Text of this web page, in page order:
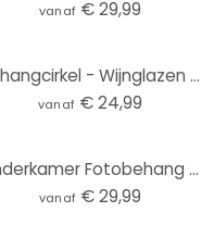
vanaf € 29,99
Behangcirkel - Wijnglazen - vliesbehang/zelfklevend vliesbehang
vanaf € 24,99
Kinderkamer Fotobehang Kleine teddybeer met ballon - Magnusson - Rond - vliesbehang/zelfklevend vlie
vanaf € 29,99